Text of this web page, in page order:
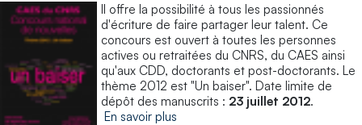
Il offre la possibilité à tous les passionnés
d'écriture de faire partager leur talent. Ce
concours est ouvert à toutes les personnes
actives ou retraitées du CNRS, du CAES ainsi
qu'aux CDD, doctorants et post-doctorants. Le
thème 2012 est "Un baiser". Date limite de
dépôt des manuscrits : 23 juillet 2012.
En savoir plus